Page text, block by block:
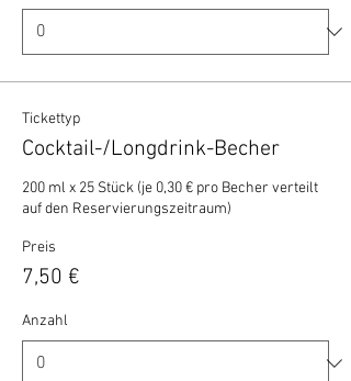
Tickettyp
Cocktail-/Longdrink-Becher
200 ml x 25 Stück (je 0,30 € pro Becher verteilt
auf den Reservierungszeitraum)
Preis
7,50 €
Anzahl